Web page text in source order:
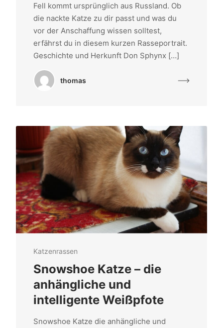
Fell kommt ursprünglich aus Russland. Ob
die nackte Katze zu dir passt und was du
vor der Anschaffung wissen solltest,
erfährst du in diesem kurzen Rasseportrait.
Geschichte und Herkunft Don Sphynx […]
thomas
Katzenrassen
Snowshoe Katze – die
anhängliche und
intelligente Weißpfote
Snowshoe Katze die anhängliche und